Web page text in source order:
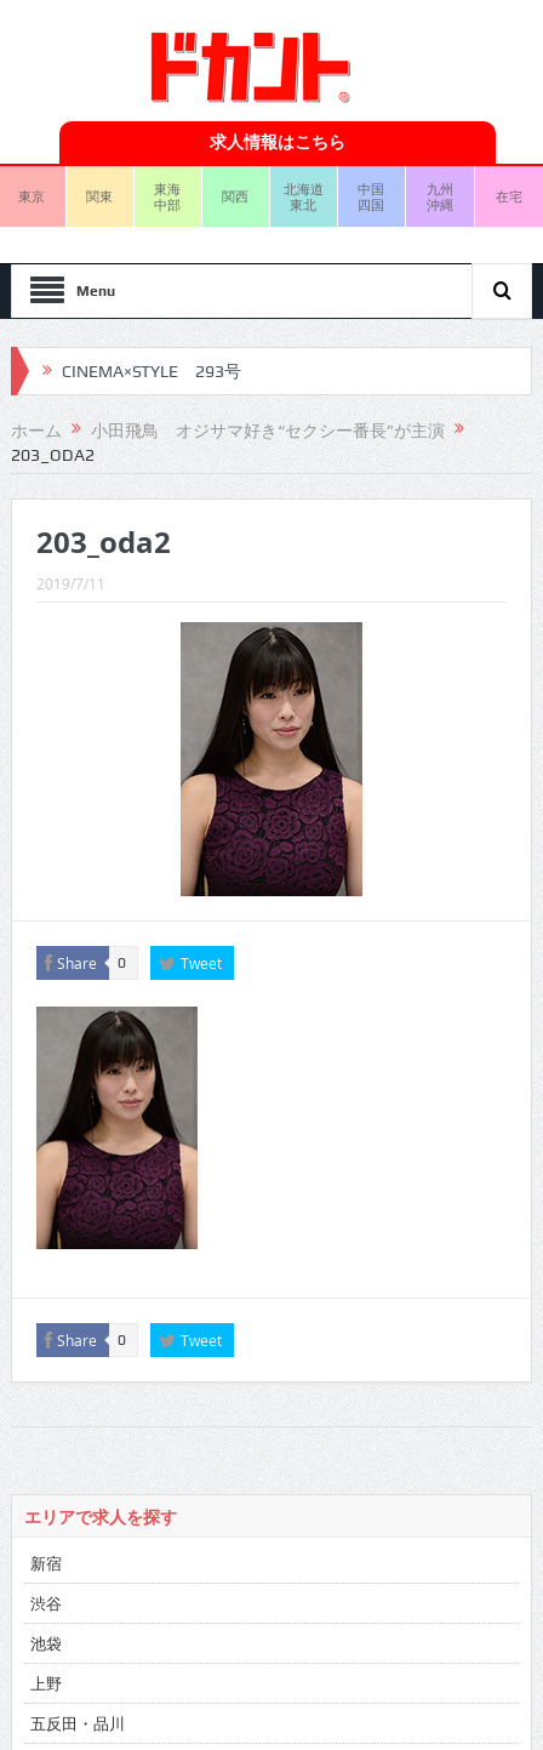
求人情報はこちら
東京 関東
東海
中部
関西
北海道
東北
中国
四国
九州
沖縄
在宅
Menu
CINEMA×STYLE 293号
CINEMA×STYLE 292号
CINEMA×STYLE 291号
CINEMA×STYLE 289号
CINEMA×STYLE 287号
CINEMA×STYLE 286号
CINEMA×STYLE 285号
CINEMA×STYLE 294号
ホーム
小田飛鳥 オジサマ好き“セクシー番長”が主演
203_ODA2
203_oda2
2019/7/11
Share 0 Tweet
Share 0 Tweet
エリアで求人を探す
新宿
渋谷
池袋
上野
五反田・品川